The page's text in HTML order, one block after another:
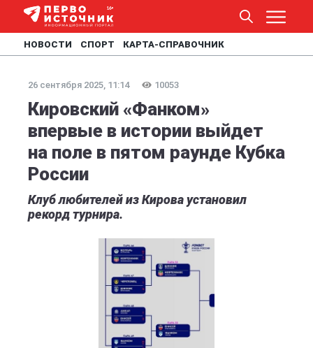
НОВОСТИ СПОРТ КАРТА-СПРАВОЧНИК
26 сентября 2025, 11:14 10053
Кировский «Фанком»
впервые в истории выйдет
на поле в пятом раунде Кубка
России
Клуб любителей из Кирова установил
рекорд турнира.